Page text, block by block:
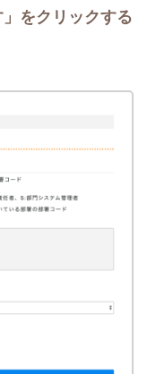
をクリックする